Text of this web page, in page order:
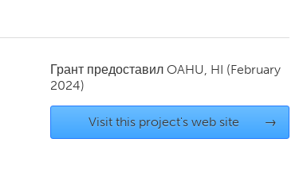
Грант предоставил OAHU, HI (February
2024)
Visit this project's web site →